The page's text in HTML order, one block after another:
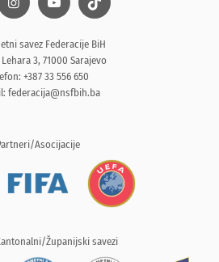
savez Federacije BiH
3, 71000 Sarajevo
+387 33 556 650
federacija@nsfbih.ba
Asocijacije
Županijski savezi